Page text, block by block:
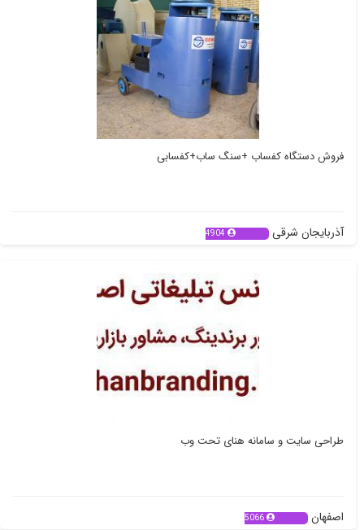
فروش دستگاه کفساب +سنگ ساب+کفسابی
آذربایجان شرقی 4904
طراحی سایت و سامانه هنای تحت وب
اصفهان 5066